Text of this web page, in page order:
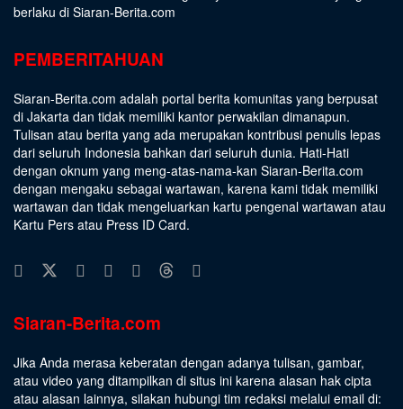
berlaku di Siaran-Berita.com
PEMBERITAHUAN
Siaran-Berita.com adalah portal berita komunitas yang berpusat
di Jakarta dan tidak memiliki kantor perwakilan dimanapun.
Tulisan atau berita yang ada merupakan kontribusi penulis lepas
dari seluruh Indonesia bahkan dari seluruh dunia. Hati-Hati
dengan oknum yang meng-atas-nama-kan Siaran-Berita.com
dengan mengaku sebagai wartawan, karena kami tidak memiliki
wartawan dan tidak mengeluarkan kartu pengenal wartawan atau
Kartu Pers atau Press ID Card.
Siaran-Berita.com
Jika Anda merasa keberatan dengan adanya tulisan, gambar,
atau video yang ditampilkan di situs ini karena alasan hak cipta
atau alasan lainnya, silakan hubungi tim redaksi melalui email di: